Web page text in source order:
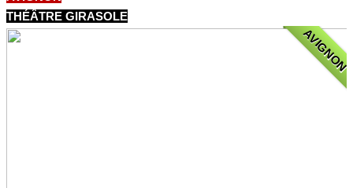
THÉÂTRE GIRASOLE
AVIGNON